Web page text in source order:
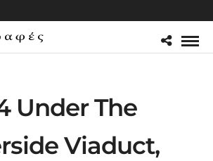
Under The
Viaduct,